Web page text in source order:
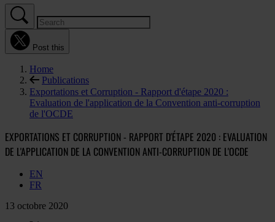
Post this
Home
Publications
Exportations et Corruption - Rapport d'étape 2020 :
Evaluation de l'application de la Convention anti-corruption
de l'OCDE
EXPORTATIONS ET CORRUPTION - RAPPORT D'ÉTAPE 2020 : EVALUATION
DE L'APPLICATION DE LA CONVENTION ANTI-CORRUPTION DE L'OCDE
EN
FR
13 octobre 2020